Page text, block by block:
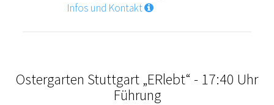
Infos und Kontakt
Ostergarten Stuttgart „ERlebt“ - 17:40 Uhr
Führung